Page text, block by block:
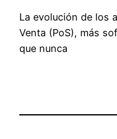
La evolución de los
Venta (PoS), más
que nunca